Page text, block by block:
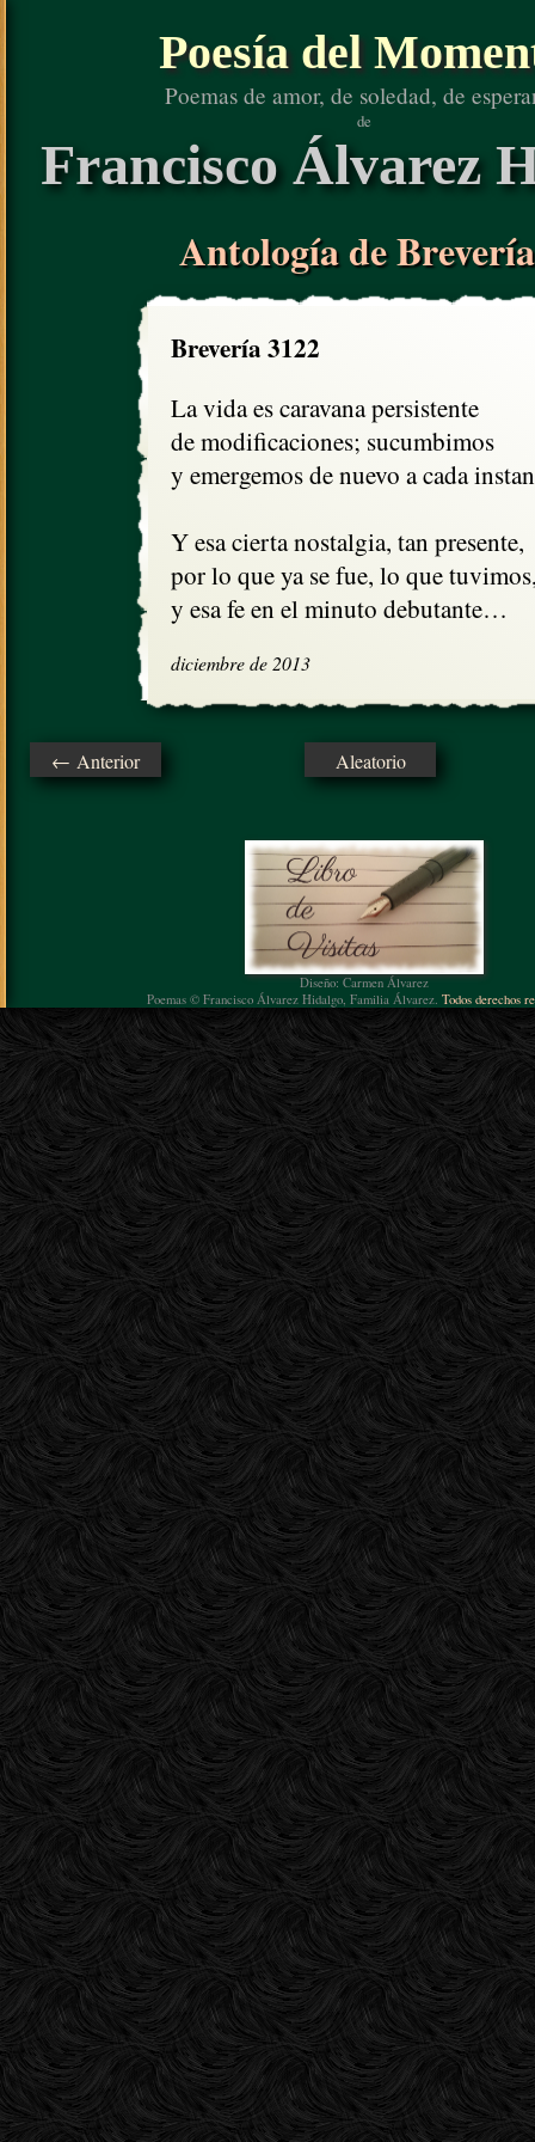
Poesía del
Poemas de amor, de soledad, de
de
Francisco Álvarez
Antología de
Brevería 3122
La vida es caravana persistente
de modificaciones; sucumbimos
y emergemos de nuevo a cada
Y esa cierta nostalgia, tan presente,
por lo que ya se fue, lo que
y esa fe en el minuto debutante…
diciembre de 2013
← Anterior Aleatorio
Diseño: Carmen Álvarez
Poemas © Francisco Álvarez Hidalgo, Familia Álvarez. Todos derechos